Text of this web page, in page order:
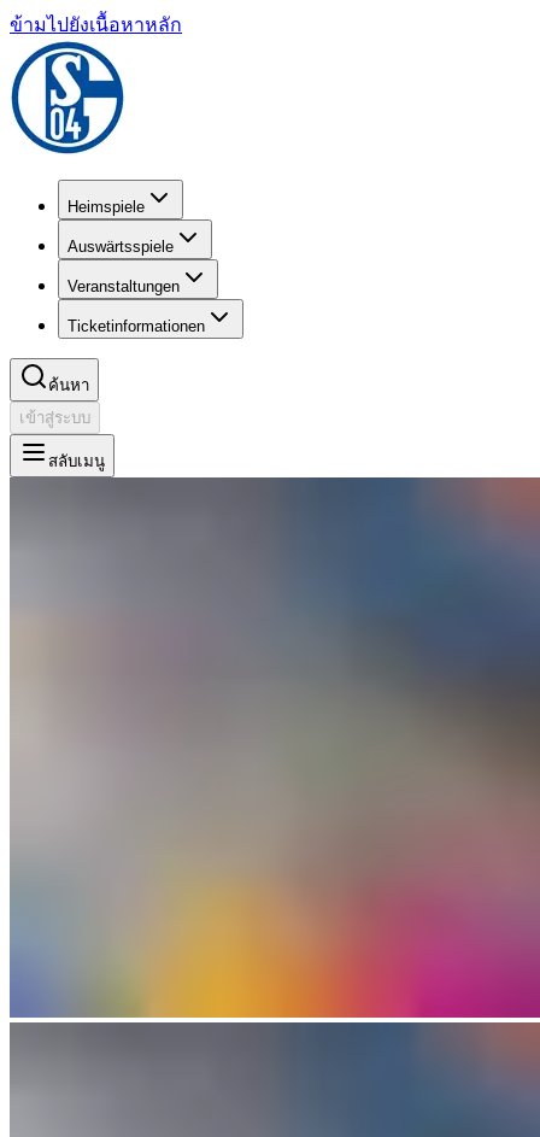
ข้ามไปยังเนื้อหาหลัก
Heimspiele
Auswärtsspiele
Veranstaltungen
Ticketinformationen
ค้นหา
เข้าสู่ระบบ
สลับเมนู